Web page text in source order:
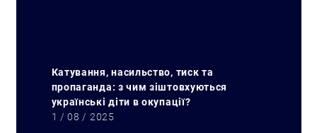
Катування, насильство, тиск та
пропаганда: з чим зіштовхуються
українські діти в окупації?
1 / 08 / 2025